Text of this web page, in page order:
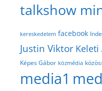
talkshow
kereskedelem facebook
Justin Viktor
Képes Gábor közmédia
media1